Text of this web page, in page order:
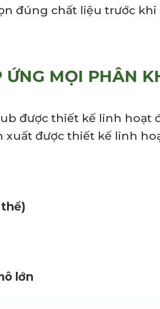
đúng chất liệu trước
MỌI PHÂN
được thiết kế linh
được thiết kế linh
lớn